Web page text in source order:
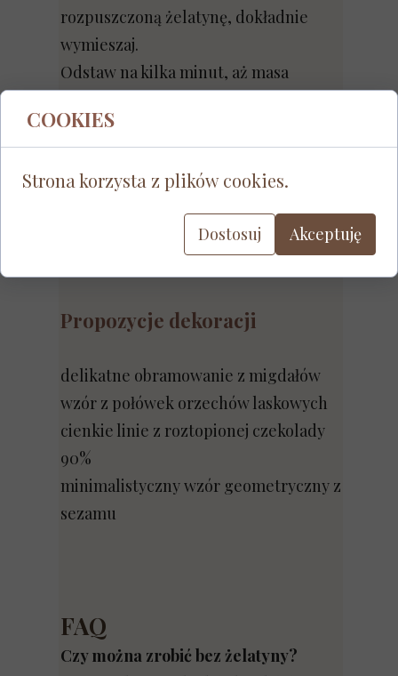
rozpuszczoną żelatynę, dokładnie
wymieszaj.
Odstaw na kilka minut, aż masa
równą warstwą na wystudzony spód.
Schładzaj minimum 3 godziny.
To deser z charakterem – lekko
wytrawny w odbiorze, bardzo
Propozycje dekoracji
delikatne obramowanie z migdałów
wzór z połówek orzechów laskowych
cienkie linie z roztopionej czekolady
90%
minimalistyczny wzór geometryczny z
sezamu
FAQ
Czy można zrobić bez żelatyny?
COOKIES
Strona korzysta z plików cookies.
Dostosuj Akceptuję